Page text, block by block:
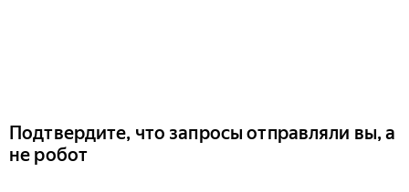
Подтвердите, что запросы отправляли вы, а
не робот